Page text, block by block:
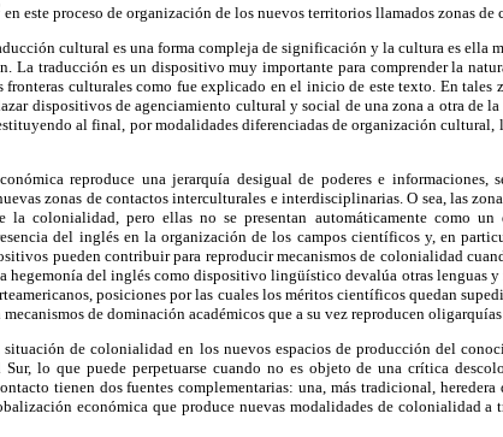
en este proceso de organización de los nuevos territorios llamados zonas de
cultural es una forma compleja de significación y la cultura es ella
La traducción es un dispositivo muy importante para comprender la
culturales como fue explicado en el inicio de este texto. En tales
dispositivos de agenciamiento cultural y social de una zona a otra de
al final, por modalidades diferenciadas de organización cultural,
reproduce una jerarquía desigual de poderes e informaciones,
zonas de contactos interculturales e interdisciplinarias. O sea, las
la colonialidad, pero ellas no se presentan automáticamente como un
del inglés en la organización de los campos científicos y, en
pueden contribuir para reproducir mecanismos de colonialidad
hegemonía del inglés como dispositivo lingüístico devalúa otras lenguas y
posiciones por las cuales los méritos científicos quedan
de dominación académicos que a su vez reproducen oligarquías
de colonialidad en los nuevos espacios de producción del
lo que puede perpetuarse cuando no es objeto de una crítica
tienen dos fuentes complementarias: una, más tradicional,
económica que produce nuevas modalidades de colonialidad a